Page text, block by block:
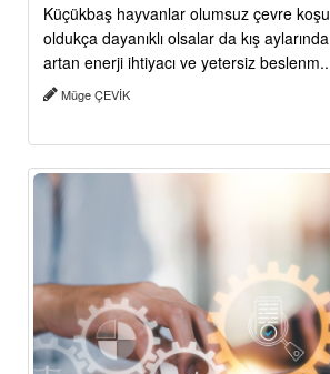
Küçükbaş hayvanlar olumsuz çevre
oldukça dayanıklı olsalar da kış
artan enerji ihtiyacı ve yetersiz
Müge ÇEVİK